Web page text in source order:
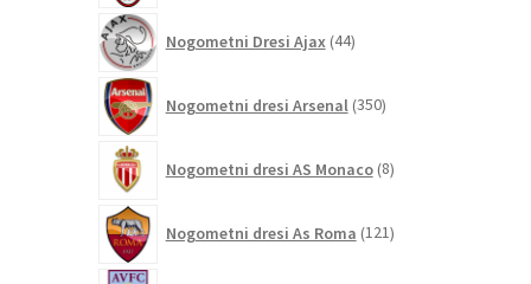
Nogometni Dresi Ajax 44izdelkov
Nogometni dresi Arsenal 350izdelkov
Nogometni dresi AS Monaco 8izdelkov
Nogometni dresi As Roma 121izdelkov